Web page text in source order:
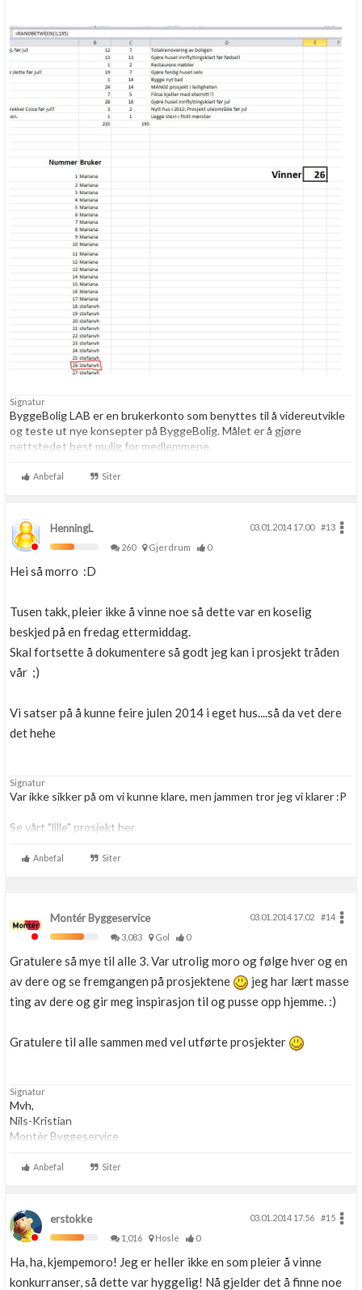
Signatur
ByggeBolig LAB er en brukerkonto som benyttes til å videreutvikle
og teste ut nye konsepter på ByggeBolig. Målet er å gjøre
nettstedet best mulig for medlemmene.
Anbefal Siter
HenningL 03.01.2014 17.00
#13
260
Gjerdrum 0
Hei så morro :D
Tusen takk, pleier ikke å vinne noe så dette var en koselig
beskjed på en fredag ettermiddag.
Skal fortsette å dokumentere så godt jeg kan i prosjekt tråden
vår ;)
Vi satser på å kunne feire julen 2014 i eget hus....så da vet dere
det hehe
Signatur
Var ikke sikker på om vi kunne klare, men jammen tror jeg vi klarer :P
Se vårt "lille" prosjekt her
hennings-husprosjekt/
Anbefal Siter
Montér Byggeservice 03.01.2014 17.02
#14
3,083
Gol 0
Gratulere så mye til alle 3. Var utrolig moro og følge hver og en
av dere og se fremgangen på prosjektene
jeg har lært masse
ting av dere og gir meg inspirasjon til og pusse opp hjemme. :)
Gratulere til alle sammen med vel utførte prosjekter
Signatur
Mvh,
Nils-Kristian
Montèr Byggeservice
Anbefal Siter
erstokke 03.01.2014 17.56
#15
1,016
Hosle 0
Ha, ha, kjempemoro! Jeg er heller ikke en som pleier å vinne
konkurranser, så dette var hyggelig! Nå gjelder det å finne noe